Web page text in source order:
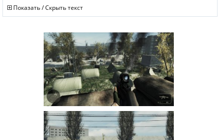
Показать / Скрыть текст